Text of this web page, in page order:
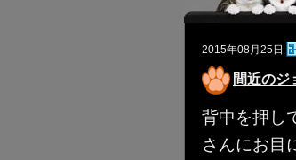
2015年08月25日
間近のジ
背中を押し
さんにお目